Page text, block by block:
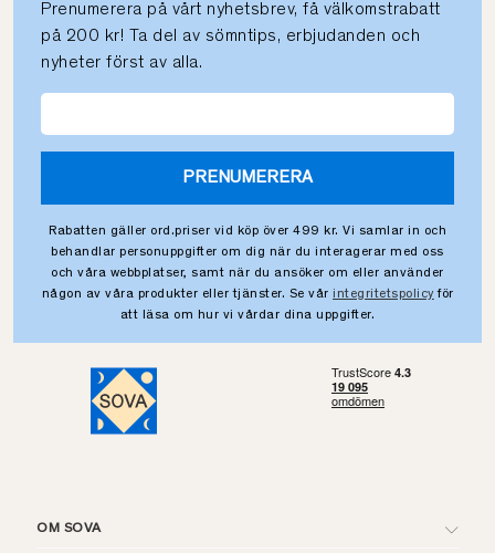
Prenumerera på vårt nyhetsbrev, få välkomstrabatt
på 200 kr! Ta del av sömntips, erbjudanden och
nyheter först av alla.
PRENUMERERA
Rabatten gäller ord.priser vid köp över 499 kr. Vi samlar in och
behandlar personuppgifter om dig när du interagerar med oss
och våra webbplatser, samt när du ansöker om eller använder
någon av våra produkter eller tjänster. Se vår integritetspolicy för
att läsa om hur vi vårdar dina uppgifter.
OM SOVA